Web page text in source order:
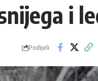
i
Podijeli